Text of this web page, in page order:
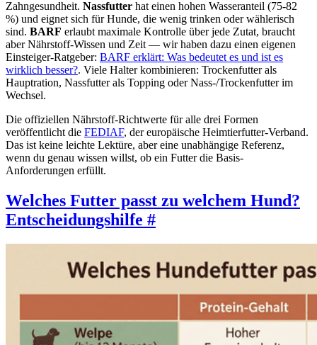
Zahngesundheit. Nassfutter hat einen hohen Wasseranteil (75-82
%) und eignet sich für Hunde, die wenig trinken oder wählerisch
sind. BARF erlaubt maximale Kontrolle über jede Zutat, braucht
aber Nährstoff-Wissen und Zeit — wir haben dazu einen eigenen
Einsteiger-Ratgeber: BARF erklärt: Was bedeutet es und ist es
wirklich besser?. Viele Halter kombinieren: Trockenfutter als
Hauptration, Nassfutter als Topping oder Nass-/Trockenfutter im
Wechsel.
Die offiziellen Nährstoff-Richtwerte für alle drei Formen
veröffentlicht die FEDIAF, der europäische Heimtierfutter-Verband.
Das ist keine leichte Lektüre, aber eine unabhängige Referenz,
wenn du genau wissen willst, ob ein Futter die Basis-
Anforderungen erfüllt.
Welches Futter passt zu welchem Hund?
Entscheidungshilfe #